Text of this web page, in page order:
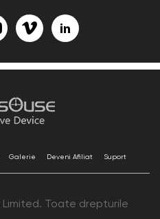
Galerie Deveni Afiliat Suport
Toate drepturile